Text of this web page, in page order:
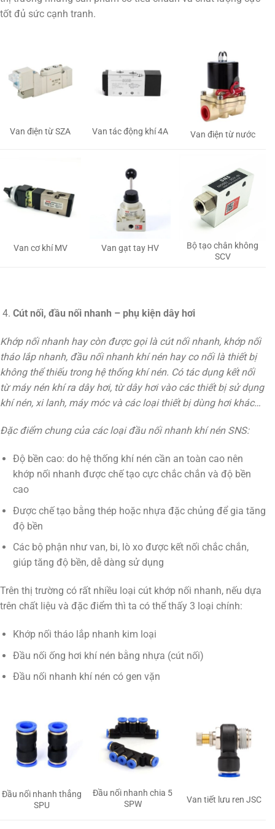
tốt đủ sức cạnh tranh.
Van điện từ SZA Van tác động khí 4A Van điện từ nước
Van cơ khí MV Van gạt tay HV
Bộ tạo chân không
SCV
Cút nối, đầu nối nhanh – phụ kiện dây hơi
Khớp nối nhanh hay còn được gọi là cút nối nhanh, khớp nối
tháo lắp nhanh, đầu nối nhanh khí nén hay co nối là thiết bị
không thể thiếu trong hệ thống khí nén. Có tác dụng kết nối
từ máy nén khí ra dây hơi, từ dây hơi vào các thiết bị sử dụng
khí nén, xi lanh, máy móc và các loại thiết bị dùng hơi khác…
Đặc điểm chung của các loại đầu nối nhanh khí nén SNS:
Độ bền cao: do hệ thống khí nén cần an toàn cao nên
khớp nối nhanh được chế tạo cực chắc chắn và độ bền
cao
Được chế tạo bằng thép hoặc nhựa đặc chủng để gia tăng
độ bền
Các bộ phận như van, bi, lò xo được kết nối chắc chắn,
giúp tăng độ bền, dễ dàng sử dụng
Trên thị trường có rất nhiều loại cút khớp nối nhanh, nếu dựa
trên chất liệu và đặc điểm thì ta có thể thấy 3 loại chính:
Khớp nối tháo lắp nhanh kim loại
Đầu nối ống hơi khí nén bằng nhựa (cút nối)
Đầu nối nhanh khí nén có gen vặn
Đầu nối nhanh thẳng
SPU
Đầu nối nhanh chia 5
SPW
Van tiết lưu ren JSC